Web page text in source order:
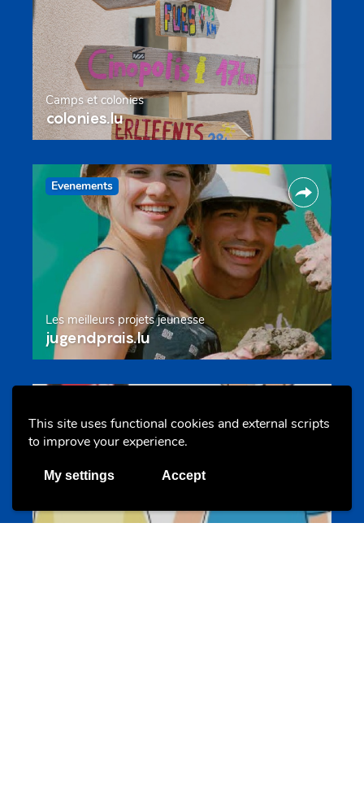
This site uses functional cookies and external scripts
to improve your experience.
My settings Accept
Camps et colonies
colonies.lu
Evenements
Les meilleurs projets jeunesse
jugendprais.lu